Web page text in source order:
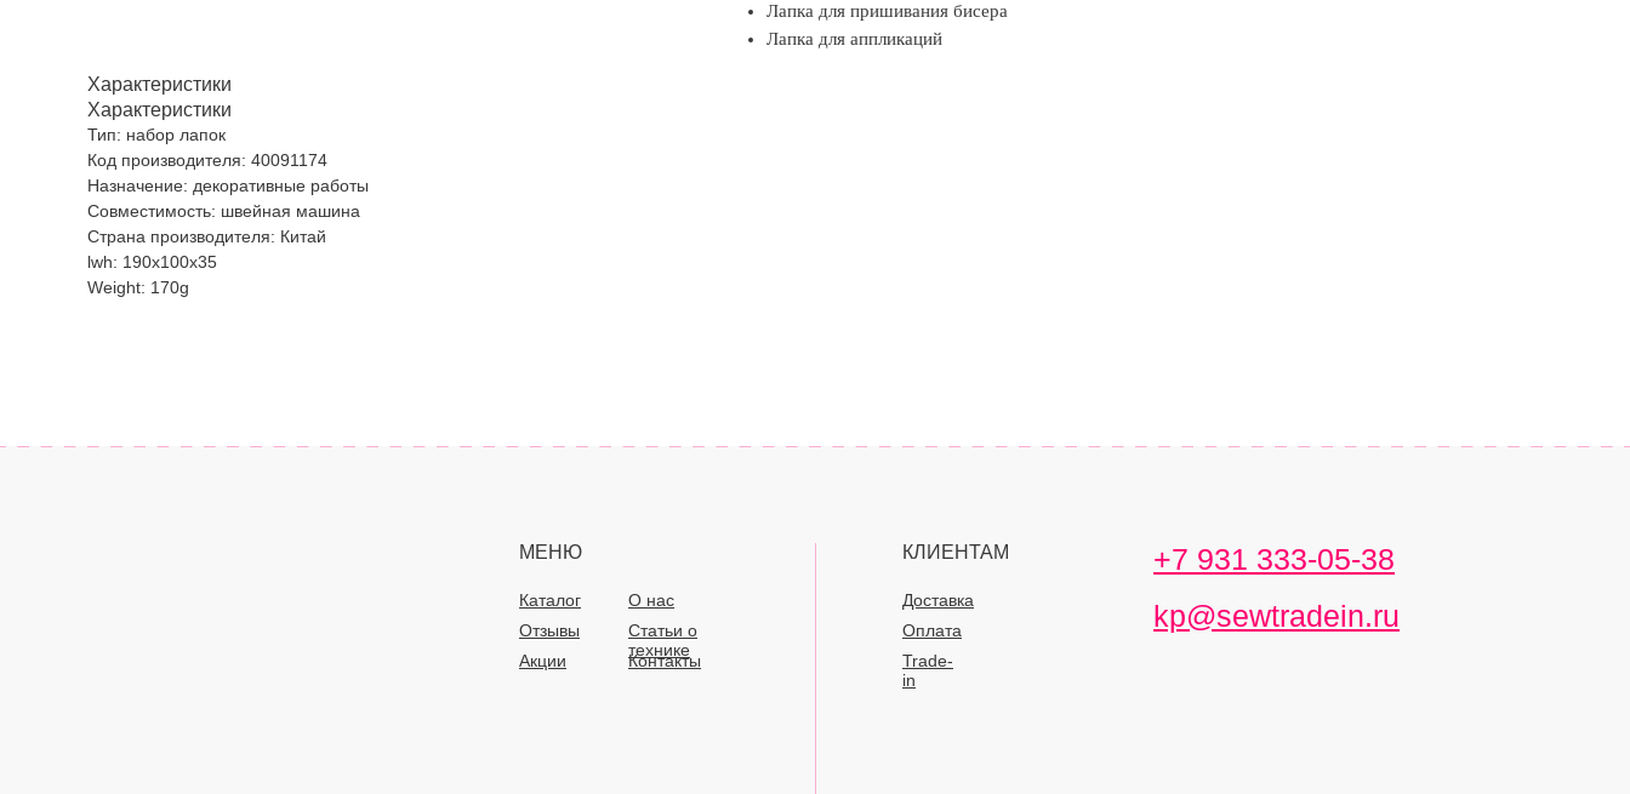
Лапка для пришивания бисера
Лапка для аппликаций
Характеристики
Характеристики
Тип: набор лапок
Код производителя: 40091174
Назначение: декоративные работы
Совместимость: швейная машина
Страна производителя: Китай
lwh: 190x100x35
Weight: 170g
МЕНЮ КЛИЕНТАМ
Каталог О нас
Доставка
Статьи о
технике
Оплата
Отзывы
Акции
Контакты
Trade-
in
+7 931 333-05-38
kp@sewtradein.ru